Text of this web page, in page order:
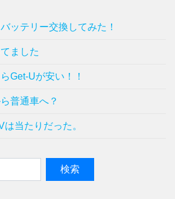
ッテリー交換してみた！
ました
Get-Uが安い！！
普通車へ？
当たりだった。